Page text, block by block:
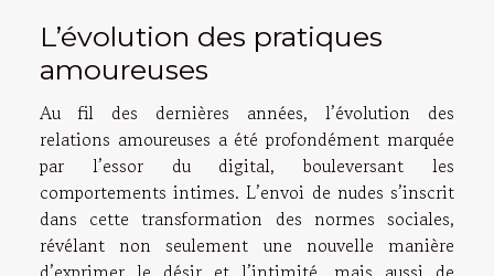
L’évolution des pratiques
amoureuses
Au fil des dernières années, l’évolution des
relations amoureuses a été profondément marquée
par l’essor du digital, bouleversant les
comportements intimes. L’envoi de nudes s’inscrit
dans cette transformation des normes sociales,
révélant non seulement une nouvelle manière